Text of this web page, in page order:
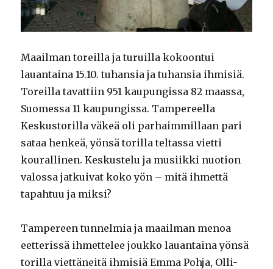
Maailman toreilla ja turuilla kokoontui
lauantaina 15.10. tuhansia ja tuhansia ihmisiä.
Toreilla tavattiin 951 kaupungissa 82 maassa,
Suomessa 11 kaupungissa. Tampereella
Keskustorilla väkeä oli parhaimmillaan pari
sataa henkeä, yönsä torilla teltassa vietti
kourallinen. Keskustelu ja musiikki nuotion
valossa jatkuivat koko yön – mitä ihmettä
tapahtuu ja miksi?
Tampereen tunnelmia ja maailman menoa
eetterissä ihmettelee joukko lauantaina yönsä
torilla viettäneitä ihmisiä Emma Pohja, Olli-